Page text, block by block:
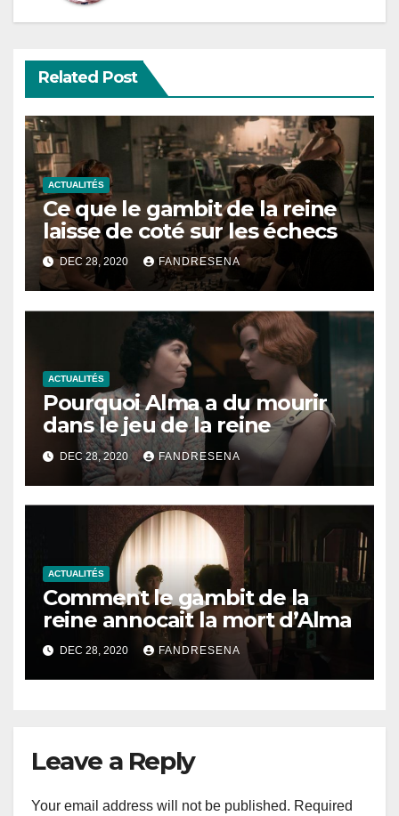
Related Post
ACTUALITÉS
Ce que le gambit de la reine
laisse de coté sur les échecs
DEC 28, 2020 FANDRESENA
ACTUALITÉS
Pourquoi Alma a du mourir
dans le jeu de la reine
DEC 28, 2020 FANDRESENA
ACTUALITÉS
Comment le gambit de la
reine annocait la mort d’Alma
DEC 28, 2020 FANDRESENA
Leave a Reply
Your email address will not be published. Required